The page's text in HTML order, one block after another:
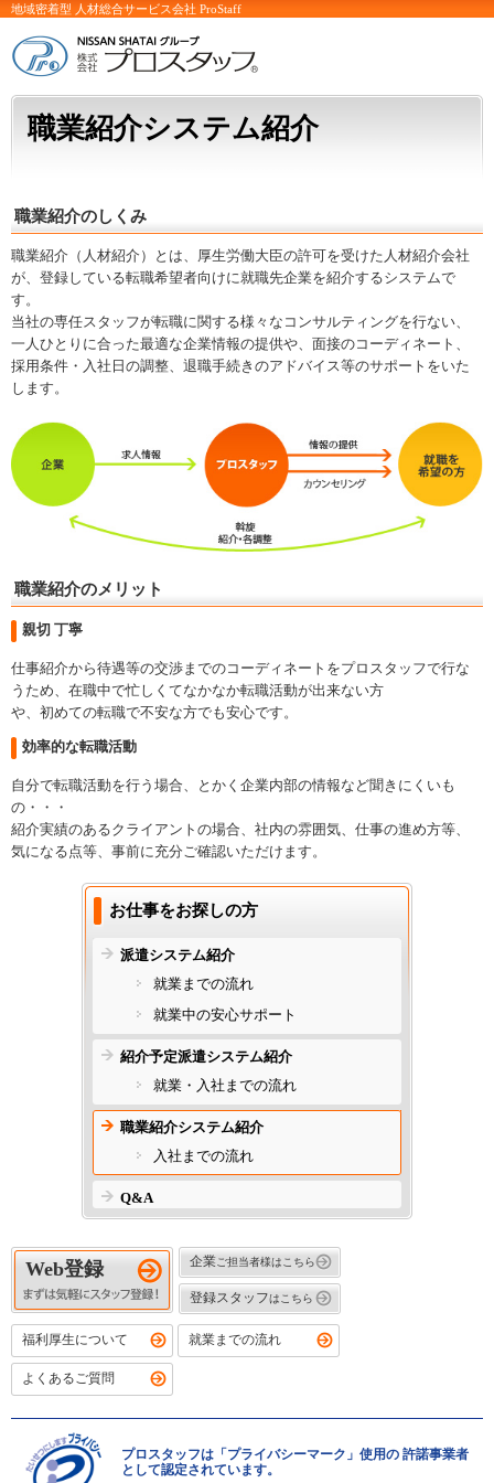
地域密着型 人材総合サービス会社 ProStaff
職業紹介システム紹介
職業紹介のしくみ
職業紹介（人材紹介）とは、厚生労働大臣の許可を受けた人材紹介会社
が、登録している転職希望者向けに就職先企業を紹介するシステムで
す。
当社の専任スタッフが転職に関する様々なコンサルティングを行ない、
一人ひとりに合った最適な企業情報の提供や、面接のコーディネート、
採用条件・入社日の調整、退職手続きのアドバイス等のサポートをいた
します。
職業紹介のメリット
親切 丁寧
仕事紹介から待遇等の交渉までのコーディネートをプロスタッフで行な
うため、在職中で忙しくてなかなか転職活動が出来ない方
や、初めての転職で不安な方でも安心です。
効率的な転職活動
自分で転職活動を行う場合、とかく企業内部の情報など聞きにくいも
の・・・
紹介実績のあるクライアントの場合、社内の雰囲気、仕事の進め方等、
気になる点等、事前に充分ご確認いただけます。
お仕事をお探しの方
派遣システム紹介
就業までの流れ
就業中の安心サポート
紹介予定派遣システム紹介
就業・入社までの流れ
職業紹介システム紹介
入社までの流れ
Q&A
Web登録 企業ご担当者様はこちら
登録スタッフはこちら
福利厚生について 就業までの流れ
よくあるご質問
プロスタッフは「プライバシーマーク」使用の 許諾事業者
として認定されています。